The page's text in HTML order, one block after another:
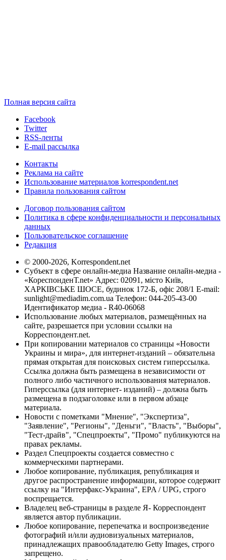
Полная версия сайта
Facebook
Twitter
RSS-ленты
E-mail рассылка
Контакты
Реклама на сайте
Использование материалов korrespondent.net
Правила пользования сайтом
Договор пользования сайтом
Политика в сфере конфиденциальности и персональных
данных
Пользовательское соглашение
Редакция
© 2000-2026, Korrespondent.net
Субъект в сфере онлайн-медиа Название онлайн-медиа -
«КореспонденТ.net» Адрес: 02091, місто Київ,
ХАРКІВСЬКЕ ШОСЕ, будинок 172-Б, офіс 208/1 E-mail:
sunlight@mediadim.com.ua Телефон: 044-205-43-00
Идентификатор медиа - R40-06068
Использование любых материалов, размещённых на
сайте, разрешается при условии ссылки на
Корреспондент.net.
При копировании материалов со страницы «Новости
Украины и мира», для интернет-изданий – обязательна
прямая открытая для поисковых систем гиперссылка.
Ссылка должна быть размещена в независимости от
полного либо частичного использования материалов.
Гиперссылка (для интернет- изданий) – должна быть
размещена в подзаголовке или в первом абзаце
материала.
Новости с пометками "Мнение", "Экспертиза",
"Заявление", "Регионы", "Деньги", "Власть", "Выборы",
"Тест-драйв", "Спецпроекты", "Промо" публикуются на
правах рекламы.
Раздел Спецпроекты создается совместно с
коммерческими партнерами.
Любое копирование, публикация, републикация и
другое распространение информации, которое содержит
ссылку на "Интерфакс-Украина", EPA / UPG, строго
воспрещается.
Владелец веб-страницы в разделе Я- Корреспондент
является автор публикации.
Любое копирование, перепечатка и воспроизведение
фотографий и/или аудиовизуальных материалов,
принадлежащих правообладателю Getty Images, строго
запрещено.